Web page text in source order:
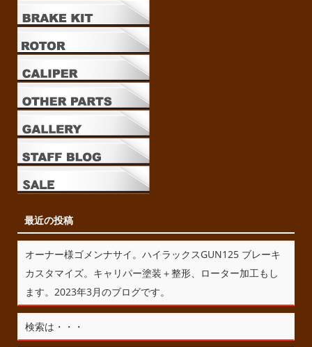
最近の投稿
オーナー様ゴメンナサイ。ハイラックスGUN125 ブレーキ
カスタマイズ。キャリパー塗装＋整形、ローター加工もし
ます。2023年3月のブログです。
検索は・・・